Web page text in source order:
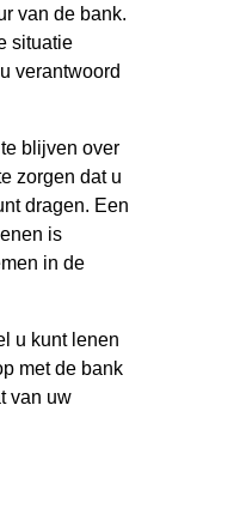
van de bank.
situatie
verantwoord
blijven over
zorgen dat u
dragen. Een
is
in de
u kunt lenen
met de bank
van uw